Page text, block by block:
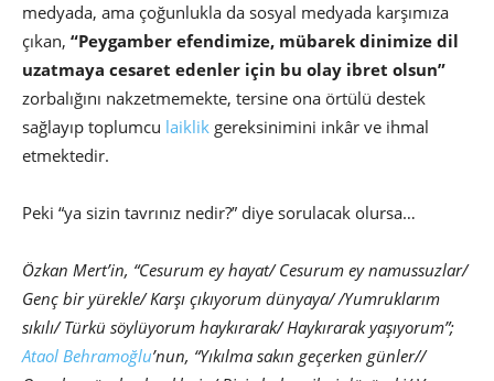
medyada, ama çoğunlukla da sosyal medyada karşımıza
çıkan, “Peygamber efendimize, mübarek dinimize dil
uzatmaya cesaret edenler için bu olay ibret olsun”
zorbalığını nakzetmemekte, tersine ona örtülü destek
sağlayıp toplumcu laiklik gereksinimini inkâr ve ihmal
etmektedir.
Peki “ya sizin tavrınız nedir?” diye sorulacak olursa…
Özkan Mert’in, “Cesurum ey hayat/ Cesurum ey namussuzlar/
Genç bir yürekle/ Karşı çıkıyorum dünyaya/ /Yumruklarım
sıkılı/ Türkü söylüyorum haykırarak/ Haykırarak yaşıyorum”;
Ataol Behramoğlu’nun, “Yıkılma sakın geçerken günler//